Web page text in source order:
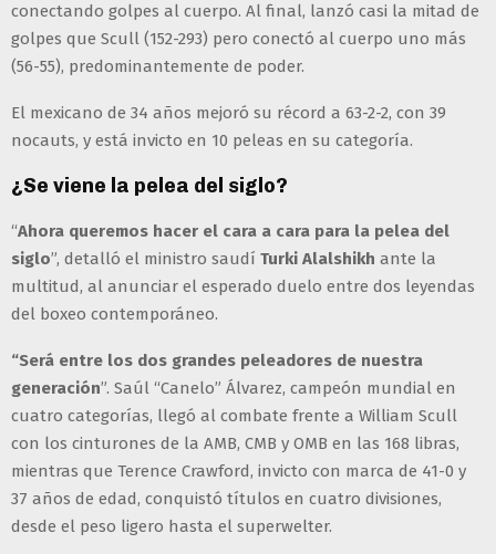
conectando golpes al cuerpo. Al final, lanzó casi la mitad de
golpes que Scull (152-293) pero conectó al cuerpo uno más
(56-55), predominantemente de poder.
El mexicano de 34 años mejoró su récord a 63-2-2, con 39
nocauts, y está invicto en 10 peleas en su categoría.
¿Se viene la pelea del siglo?
“Ahora queremos hacer el cara a cara para la pelea del
siglo”, detalló el ministro saudí Turki Alalshikh ante la
multitud, al anunciar el esperado duelo entre dos leyendas
del boxeo contemporáneo.
“Será entre los dos grandes peleadores de nuestra
generación”. Saúl “Canelo” Álvarez, campeón mundial en
cuatro categorías, llegó al combate frente a William Scull
con los cinturones de la AMB, CMB y OMB en las 168 libras,
mientras que Terence Crawford, invicto con marca de 41-0 y
37 años de edad, conquistó títulos en cuatro divisiones,
desde el peso ligero hasta el superwelter.